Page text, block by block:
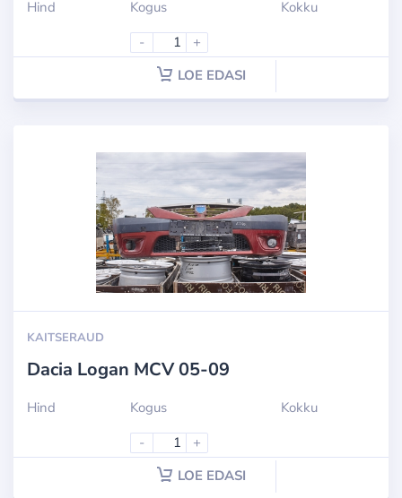
Hind
Kogus
-
+
Kokku
LOE EDASI
KAITSERAUD
Dacia Logan MCV 05-09
Hind
Kogus
-
+
Kokku
LOE EDASI